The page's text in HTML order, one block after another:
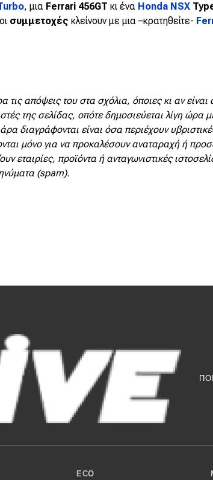
, μια Ferrari 456GT κι ένα Honda NSX
συμμετοχές κλείνουν με μια –κρατηθείτε-
απόψεις του στα σχόλια, όποιες κι αν είναι
της σελίδας, οπότε δημοσιεύεται λίγη ώρα
διαγράφονται είναι όσα περιέχουν
μόνο για να προκαλέσουν αναταραχή ή
προϊόντα ή ανταγωνιστικές
(spam).
ECO